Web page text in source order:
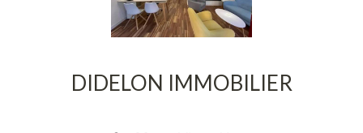
DIDELON IMMOBILIER